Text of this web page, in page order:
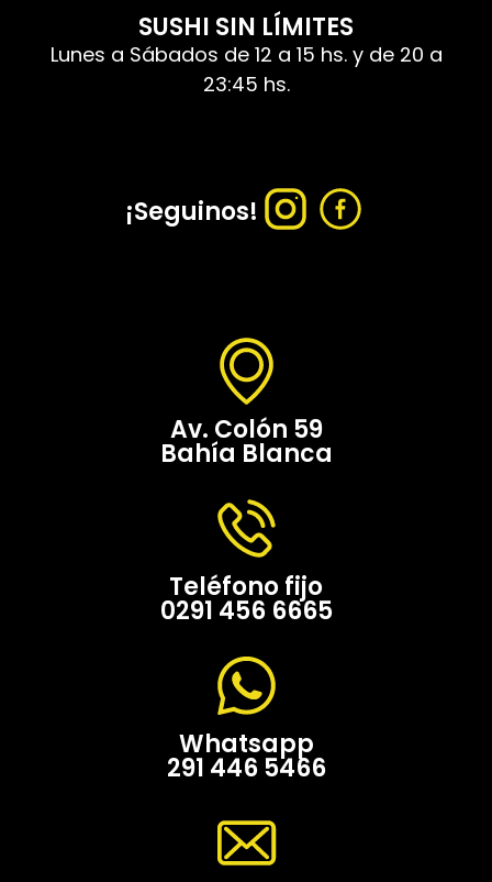
SUSHI SIN LÍMITES
Lunes a Sábados de 12 a 15 hs. y de 20 a
23:45 hs.
¡Seguinos!
Av. Colón 59
Bahía Blanca
Teléfono fijo
0291 456 6665
Whatsapp
291 446 5466